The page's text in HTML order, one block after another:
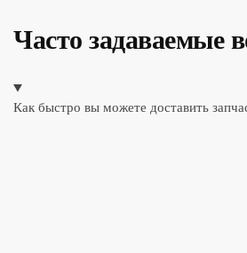
Часто задаваемые
Как быстро вы можете доставить